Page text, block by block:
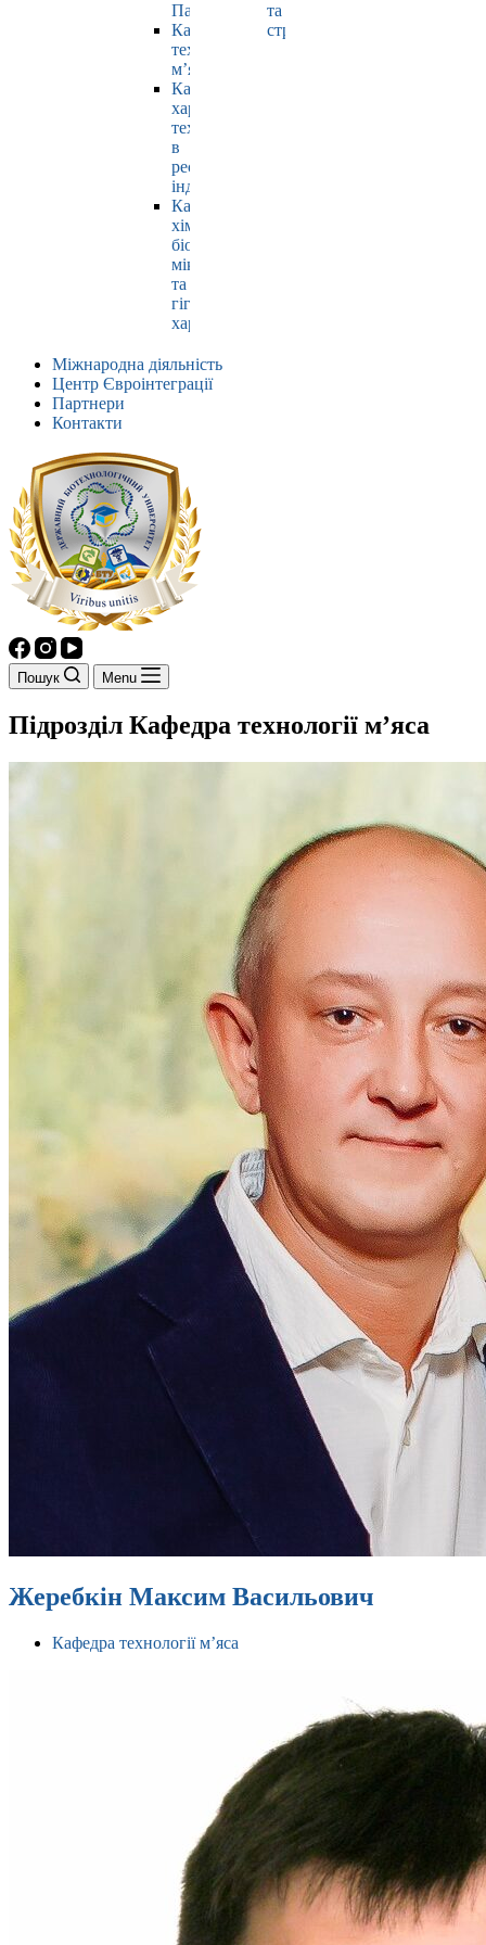
Павлюк
Кафедра
технології
м’яса
Кафедра
харчових
технологій
в
ресторанній
індустрії
Кафедра
хімії,
біохімії,
мікробіології
та
гігієни
харчування
та
страхування
Міжнародна діяльність
Центр Євроінтеграції
Партнери
Контакти
Пошук Menu
Підрозділ Кафедра технології м’яса
Жеребкін Максим Васильович
Кафедра технології м’яса